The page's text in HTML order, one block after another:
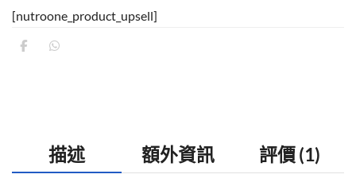
[nutroone_product_upsell]
描述 額外資訊 評價 (1)